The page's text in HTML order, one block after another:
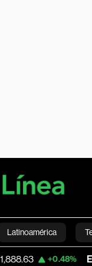
Latinoamérica
Mundo Videos
+0.48% Euro/